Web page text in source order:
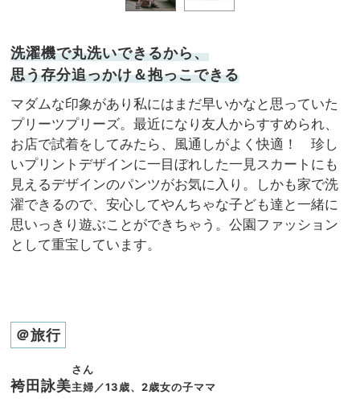
洗濯機で丸洗いできるから、
思う存分追っかけ＆抱っこできる
マダムな印象があり私にはまだ早いかなと思っていた
プリーツプリーズ。最近になり友人からすすめられ、
お店で試着をしてみたら、風通しがよく快適！ 珍し
いプリントデザインに一目ぼれした一見スカートにも
見えるデザインのパンツがお気に入り。しかも家で洗
濯できるので、安心してやんちゃな子ども達と一緒に
思いっきり遊ぶことができちゃう。公園ファッション
として重宝しています。
＠旅行
袴田詠美
さん
主婦／13歳、2歳女の子ママ